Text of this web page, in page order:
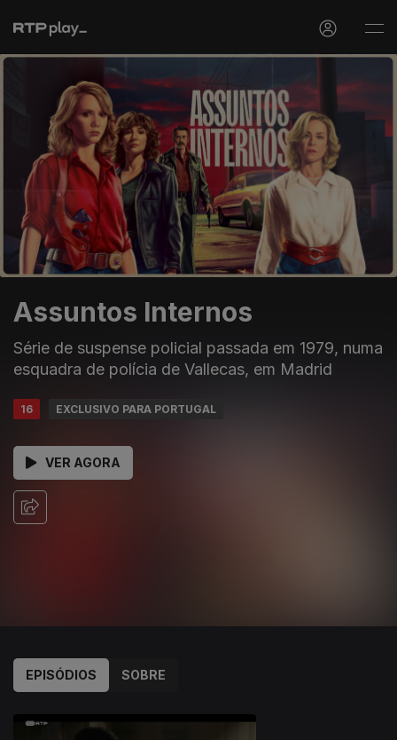
Assuntos Internos
Série de suspense policial passada em 1979, numa
esquadra de polícia de Vallecas, em Madrid
16 EXCLUSIVO PARA PORTUGAL
VER AGORA
EPISÓDIOS SOBRE